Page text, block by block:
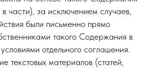
в части), за исключением случаев,
были письменно прямо
такого Содержания в
отдельного соглашения.
текстовых материалов (статей,